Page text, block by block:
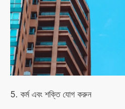
5. কর্ম এবং শক্তি যোগ করুন